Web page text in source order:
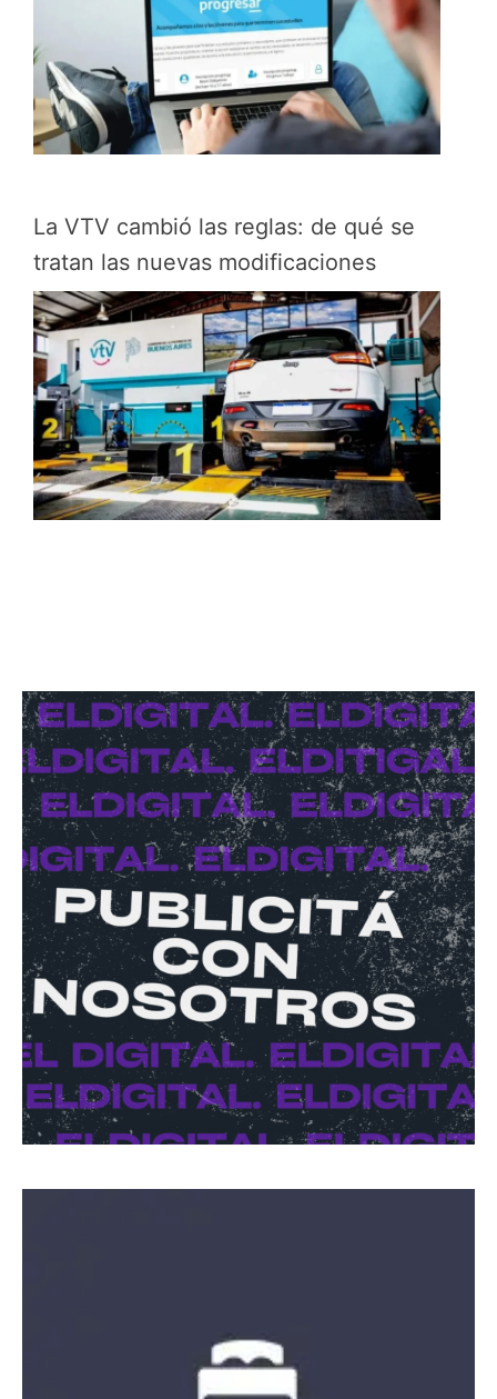
La VTV cambió las reglas: de qué se
tratan las nuevas modificaciones